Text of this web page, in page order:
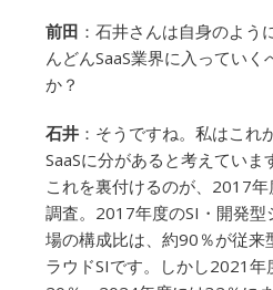
前田 ：石井さんは自身のよ
んどんSaaS業界に入ってい
か？
石井 ：そうですね。私はこれ
SaaSに分があると考えていま
これを裏付けるのが、2017
調査。2017年度のSI・開発
場の構成比は、約90％が従来
ラウドSIです。しかし2021年